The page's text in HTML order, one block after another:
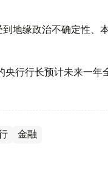
地缘政治不确定性、
行行长预计未来一
金融